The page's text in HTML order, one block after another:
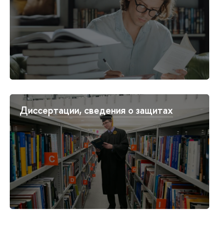
Диссертации, сведения о защитах